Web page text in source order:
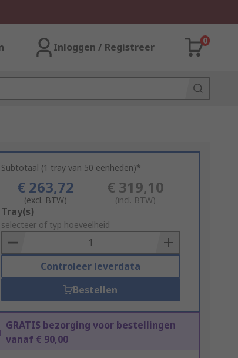
Inloggen / Registreer
0
Subtotaal (1 tray van 50 eenheden)*
€ 263,72
(excl. BTW)
€ 319,10
(incl. BTW)
Add
to
Basket
Tray(s)
selecteer of typ hoeveelheid
Controleer leverdata
Bestellen
GRATIS bezorging voor bestellingen
vanaf € 90,00